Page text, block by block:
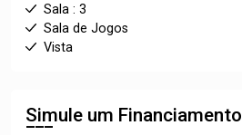
Sala : 3
Sala de Jogos
Vista
Simule um Financiamento